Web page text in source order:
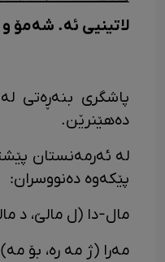
لاتینیی ئە. شەمۆ و
پاشگری بنەڕەتی
دەهێنرێن.
لە ئەرمەنستان
پێکەوە دەنووسران:
مال-دا (ل مالێ، د
مەرا (ژ مە رە، بۆ مە)